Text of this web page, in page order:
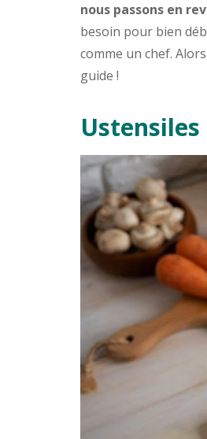
nous passons en
besoin pour bien
comme un chef.
guide !